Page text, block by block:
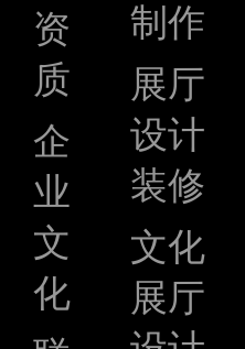
资
质
企
业
文
化
制作
展厅
设计
装修
文化
展厅